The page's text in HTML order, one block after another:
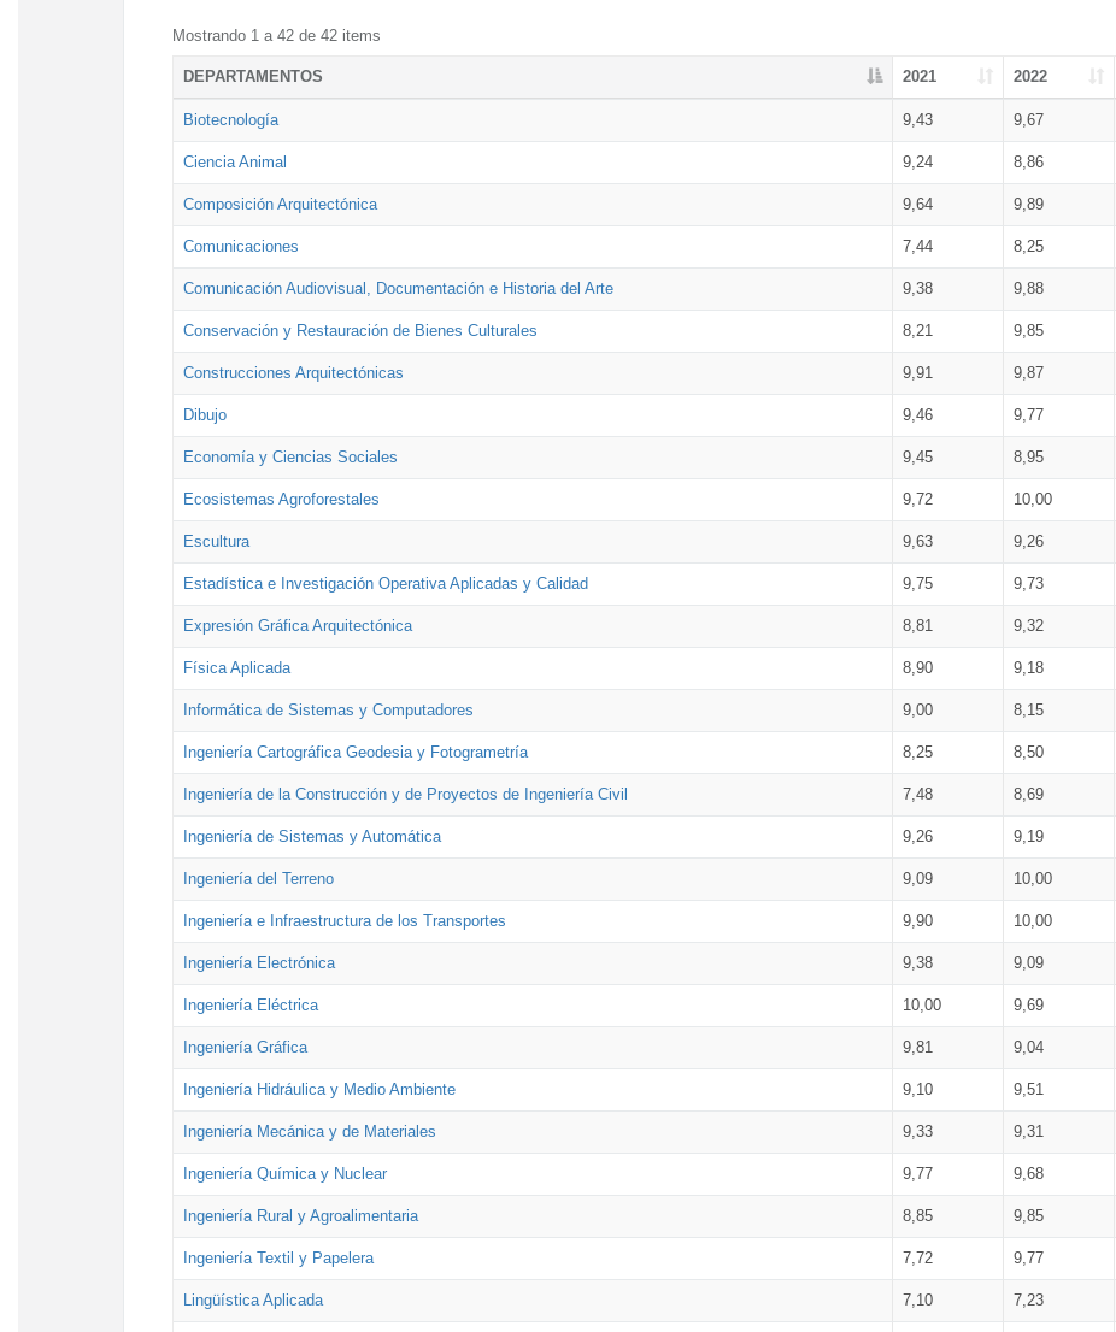
Mostrando 1 a 42 de 42 items
DEPARTAMENTOS 2021 2022
Biotecnología 9,43 9,67
Ciencia Animal 9,24 8,86
Composición Arquitectónica 9,64 9,89
Comunicaciones 7,44 8,25
Comunicación Audiovisual, Documentación e Historia del Arte 9,38 9,88
Conservación y Restauración de Bienes Culturales 8,21 9,85
Construcciones Arquitectónicas 9,91 9,87
Dibujo 9,46 9,77
Economía y Ciencias Sociales 9,45 8,95
Ecosistemas Agroforestales 9,72 10,00
Escultura 9,63 9,26
Estadística e Investigación Operativa Aplicadas y Calidad 9,75 9,73
Expresión Gráfica Arquitectónica 8,81 9,32
Física Aplicada 8,90 9,18
Informática de Sistemas y Computadores 9,00 8,15
Ingeniería Cartográfica Geodesia y Fotogrametría 8,25 8,50
Ingeniería de la Construcción y de Proyectos de Ingeniería Civil 7,48 8,69
Ingeniería de Sistemas y Automática 9,26 9,19
Ingeniería del Terreno 9,09 10,00
Ingeniería e Infraestructura de los Transportes 9,90 10,00
Ingeniería Electrónica 9,38 9,09
Ingeniería Eléctrica 10,00 9,69
Ingeniería Gráfica 9,81 9,04
Ingeniería Hidráulica y Medio Ambiente 9,10 9,51
Ingeniería Mecánica y de Materiales 9,33 9,31
Ingeniería Química y Nuclear 9,77 9,68
Ingeniería Rural y Agroalimentaria 8,85 9,85
Ingeniería Textil y Papelera 7,72 9,77
Lingüística Aplicada 7,10 7,23